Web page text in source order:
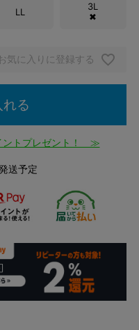
LL
3L
✖
気に入りに登録する
る
ントプレゼント！ ≫
送予定